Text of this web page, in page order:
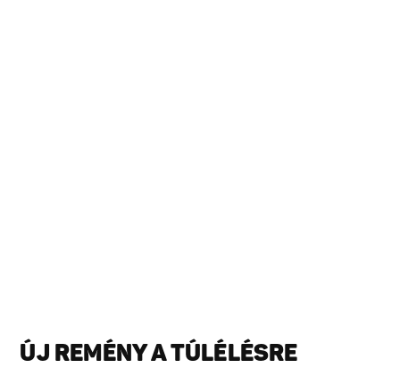
ÚJ REMÉNY A TÚLÉLÉSRE